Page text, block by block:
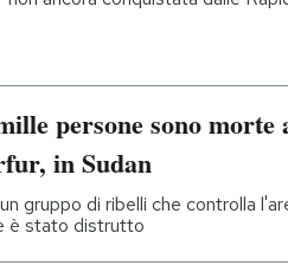
persone sono morte
in Sudan
gruppo di ribelli che controlla
è stato distrutto